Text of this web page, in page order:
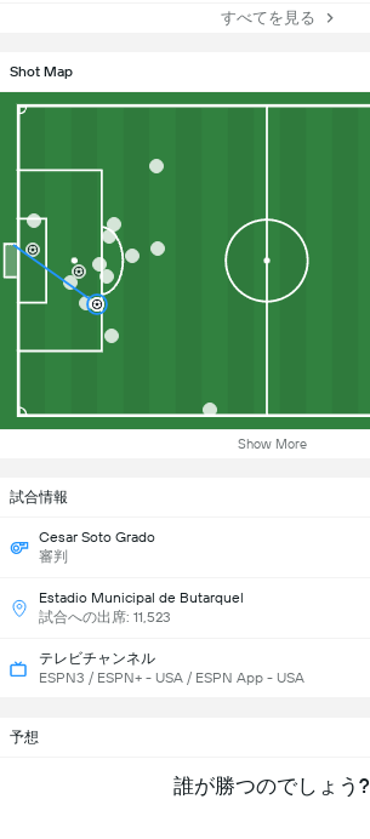
すべてを見る
Shot Map
Show More
試合情報
Cesar Soto Grado
審判
Estadio Municipal de Butarquel
試合への出席: 11,523
テレビチャンネル
ESPN3 / ESPN+ - USA / ESPN App - USA
予想
誰が勝つのでしょう?